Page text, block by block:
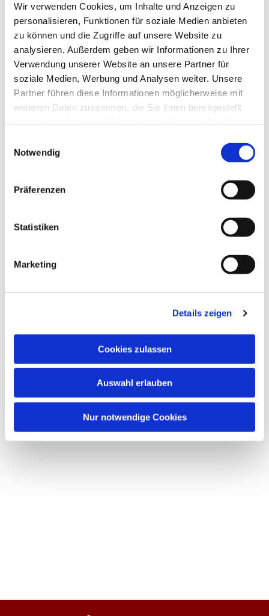
Wir verwenden Cookies, um Inhalte und Anzeigen zu
personalisieren, Funktionen für soziale Medien anbieten
zu können und die Zugriffe auf unsere Website zu
analysieren. Außerdem geben wir Informationen zu Ihrer
Verwendung unserer Website an unsere Partner für
soziale Medien, Werbung und Analysen weiter. Unsere
Partner führen diese Informationen möglicherweise mit
weiteren Daten zusammen, die Sie ihnen bereitgestellt
Notwendig
Präferenzen
Statistiken
Marketing
Details zeigen
Cookies zulassen
Auswahl erlauben
Nur notwendige Cookies